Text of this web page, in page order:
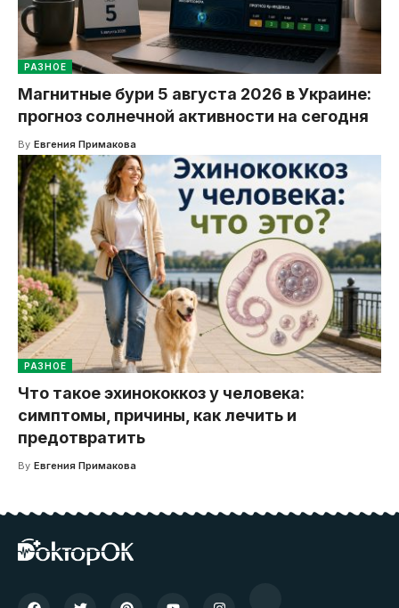
РАЗНОЕ
Магнитные бури 5 августа 2026 в Украине:
прогноз солнечной активности на сегодня
By Евгения Примакова
РАЗНОЕ
Что такое эхинококкоз у человека:
симптомы, причины, как лечить и
предотвратить
By Евгения Примакова